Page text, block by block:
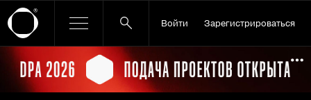
Войти Зарегистрироваться
Ссылка баннера